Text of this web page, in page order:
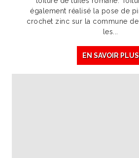
également réalisé la pose de
crochet zinc sur la commune de
les...
EN SAVOIR PLUS